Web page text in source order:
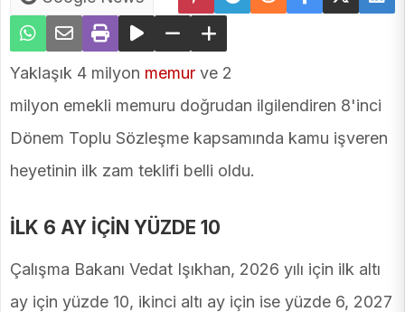
Yaklaşık 4 milyon memur ve 2
milyon emekli memuru doğrudan ilgilendiren 8'inci
Dönem Toplu Sözleşme kapsamında kamu işveren
heyetinin ilk zam teklifi belli oldu.
İLK 6 AY İÇİN YÜZDE 10
Çalışma Bakanı Vedat Işıkhan, 2026 yılı için ilk altı
ay için yüzde 10, ikinci altı ay için ise yüzde 6, 2027